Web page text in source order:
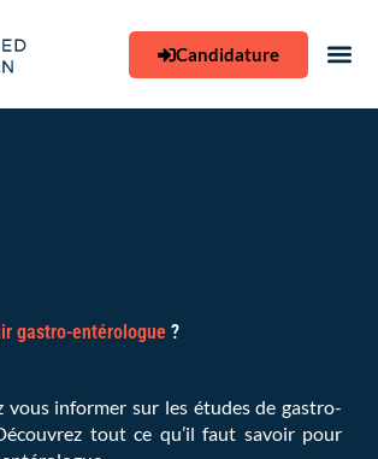
Candidature
gastro-entérologue ?
vous informer sur les études de gastro-
tout ce qu’il faut savoir pour